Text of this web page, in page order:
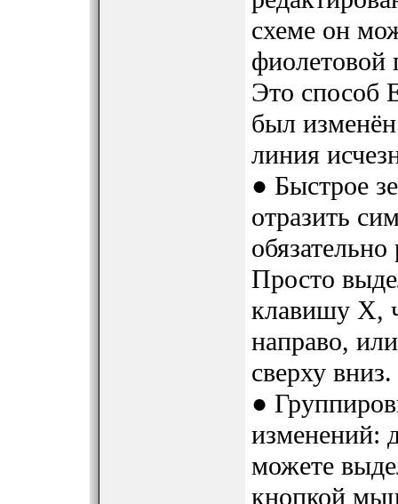
схеме он
фиолетовой
Это способ
был
линия
● Быстрое
отразить
обязательно
Просто
клавишу X,
направо,
сверху вниз.
●
изменений:
можете
кнопкой